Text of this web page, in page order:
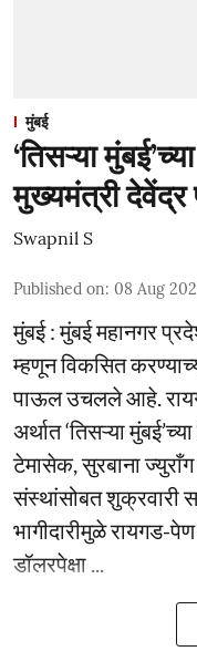
मुंबई
‘तिसऱ्या
मुख्यमंत्री देवेंद्र
Swapnil S
Published on: 08 Aug
मुंबई : मुंबई महानगर
म्हणून विकसित
पाऊल उचलले आहे.
अर्थात ‘तिसऱ्या
टेमासेक, सुरबाना
संस्थांसोबत शुक्रवारी
भागीदारीमुळे रायगड-
डॉलरपेक्षा ...